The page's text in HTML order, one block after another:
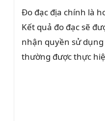
Đo đạc địa chính là
Kết quả đo đạc sẽ
nhận quyền sử
thường được thực